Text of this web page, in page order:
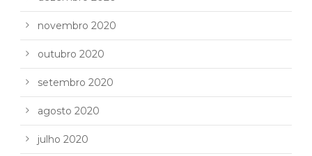
novembro 2020
outubro 2020
setembro 2020
agosto 2020
julho 2020